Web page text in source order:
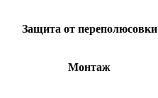
Защита от переполюсовки
Монтаж